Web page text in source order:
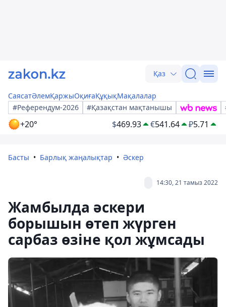
Қаз
СаясатӘлемҚаржыОқиғаҚұқықМақалалар
#Референдум-2026
#Қазақстан мақтанышы
+20° $469.93 €541.64 ₽5.71
Басты Барлық жаңалықтар Әскер
14:30, 21 тамыз 2022
Жамбылда әскери
борышын өтеп жүрген
сарбаз өзіне қол жұмсады